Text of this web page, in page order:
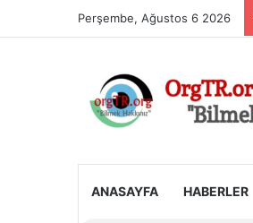
Perşembe, Ağustos 6 2026
ANASAYFA HABERLER